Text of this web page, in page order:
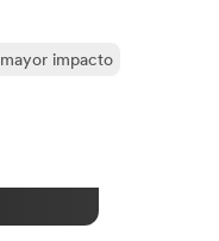
impacto